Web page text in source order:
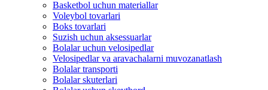
Basketbol uchun materiallar
Voleybol tovarlari
Boks tovarlari
Suzish uchun aksessuarlar
Bolalar uchun velosipedlar
Velosipedlar va aravachalarni muvozanatlash
Bolalar transporti
Bolalar skuterlari